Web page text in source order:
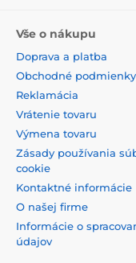
Vše o nákupu
Doprava a platba
Obchodné podmienky
Reklamácia
Vrátenie tovaru
Výmena tovaru
Zásady používania
cookie
Kontaktné informácie
O našej firme
Informácie o
údajov